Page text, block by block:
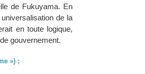
de Fukuyama. En
de la
en toute logique,
gouvernement.
») ;